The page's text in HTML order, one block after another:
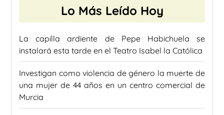
Lo Más Leído Hoy
La capilla ardiente de Pepe Habichuela se
instalará esta tarde en el Teatro Isabel la Católica
Investigan como violencia de género la muerte de
una mujer de 44 años en un centro comercial de
Murcia